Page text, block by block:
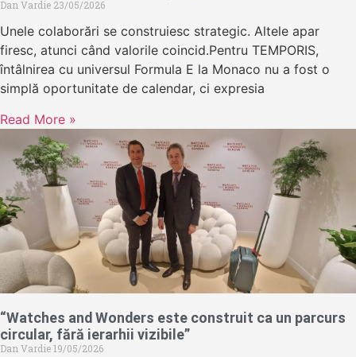
Dan Vardie 23/05/2026
Unele colaborări se construiesc strategic. Altele apar
firesc, atunci când valorile coincid.Pentru TEMPORIS,
întâlnirea cu universul Formula E la Monaco nu a fost o
simplă oportunitate de calendar, ci expresia
Read More »
“Watches and Wonders este construit ca un parcurs
circular, fără ierarhii vizibile”
Dan Vardie19/05/2026